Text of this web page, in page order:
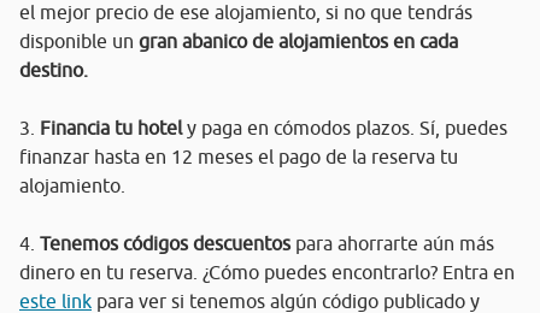
el mejor precio de ese alojamiento, si no que tendrás
disponible un gran abanico de alojamientos en cada
destino.
3. Financia tu hotely paga en cómodos plazos. Sí, puedes
finanzar hasta en 12 meses el pago de la reserva tu
alojamiento.
4. Tenemos códigos descuentos para ahorrarte aún más
dinero en tu reserva. ¿Cómo puedes encontrarlo? Entra en
este link para ver si tenemos algún código publicado y